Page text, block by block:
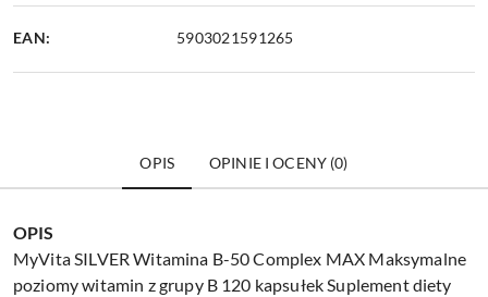
EAN: 5903021591265
OPIS OPINIE I OCENY (0)
OPIS
MyVita SILVER Witamina B-50 Complex MAX Maksymalne
poziomy witamin z grupy B 120 kapsułek Suplement diety